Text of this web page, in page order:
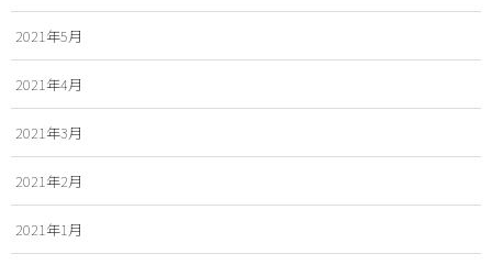
2021年5月
2021年4月
2021年3月
2021年2月
2021年1月